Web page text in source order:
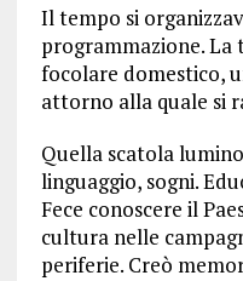
Il tempo si
programmazione. La
focolare domestico,
attorno alla quale si
Quella scatola
linguaggio, sogni.
Fece conoscere il
cultura nelle
periferie. Creò